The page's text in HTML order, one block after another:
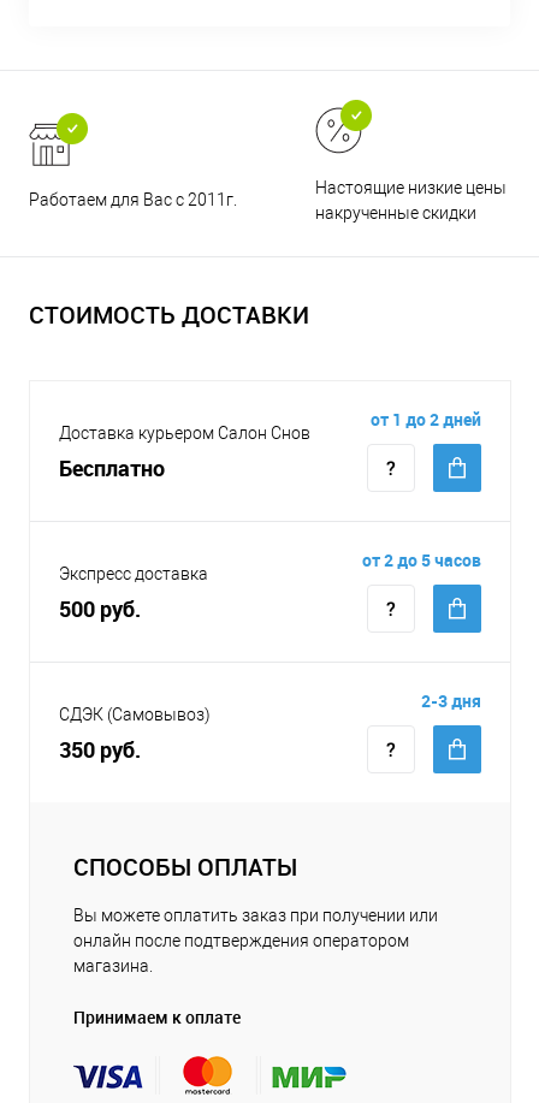
Работаем для Вас с 2011г.
Настоящие низкие цены и
накрученные скидки
СТОИМОСТЬ ДОСТАВКИ
Доставка курьером Салон Снов
Бесплатно
от 1 до 2 дней
Экспресс доставка
500 руб.
от 2 до 5 часов
СДЭК (Самовывоз)
350 руб.
2-3 дня
СПОСОБЫ ОПЛАТЫ
Вы можете оплатить заказ при получении или
онлайн после подтверждения оператором
магазина.
Принимаем к оплате